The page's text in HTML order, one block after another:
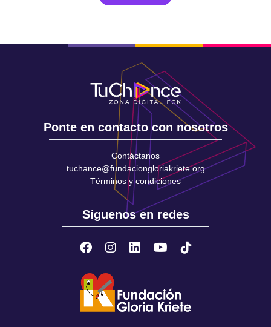
Ponte en contacto con nosotros
Contáctanos
tuchance@fundaciongloriakriete.org
Términos y condiciones
Síguenos en redes